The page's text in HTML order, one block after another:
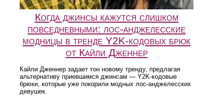
Когда джинсы кажутся слишком
повседневными: лос-анджелесские
модницы в тренде Y2K-кодовых брюк
от Кайли Дженнер
Кайли Дженнер задает тон новому тренду, предлагая
альтернативу приевшимся джинсам — Y2K-кодовые
брюки, которые уже покорили модных лос-анджелесских
девушек.